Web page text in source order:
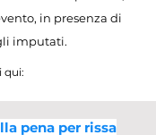
in presenza di
imputati.
qui:
pena per rissa